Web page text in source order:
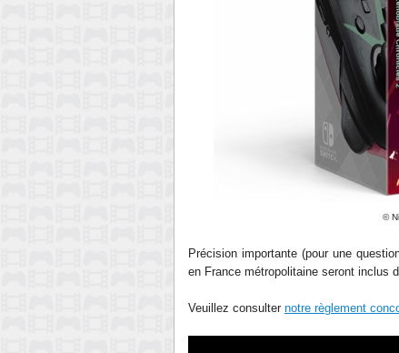
©
Précision importante (pour une
en France métropolitaine seront inclus
Veuillez consulter notre règlement